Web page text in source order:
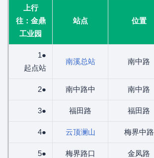
上行
往：金鼎
工业园
站点 位置
1●
起点站
南溪总站 南中路
2● 南中路中 南中路
3● 福田路 福田路
4● 云顶澜山 梅界中路
5● 梅界路口 金凤路